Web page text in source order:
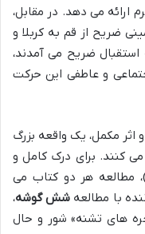
ارائه می دهد. در مقابل،
ضریح از قم به کربلا و
ضریح می آمدند،
و عاطفی این حرکت
اثر مکمل، یک واقعه بزرگ
کنند. برای درک کامل و
مطالعه هر دو کتاب می
با مطالعه شش گوشه،
های تشنه» شور و حال